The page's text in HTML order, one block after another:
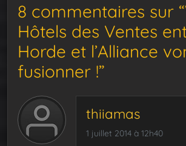
8 commentaires sur
Hôtels des Ventes
Horde et l’Alliance
fusionner !”
thiiamas
1 juillet 2014 à 12h40